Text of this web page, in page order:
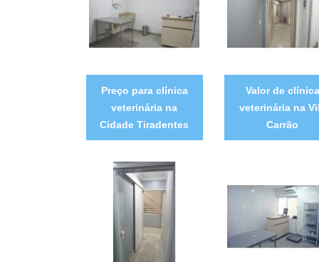
Preço para clínica
veterinária na
Cidade Tiradentes
Valor de clínica
veterinária na
Carrão